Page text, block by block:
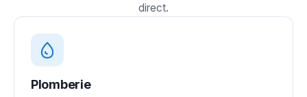
direct.
Plomberie